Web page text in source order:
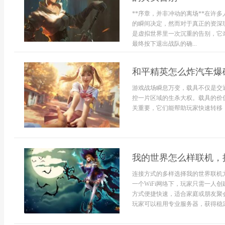
**序章，并非冲动的离场**在许多
的瞬间决定，然而对于真正的资
是虚拟世界里一次沉重的告别，
最终按下退出战队的确...
和平精英怎么炸汽车
游戏战场瞬息万变，载具不仅是
控一片区域的生杀大权。载具的
关重要，它们能帮助玩家快速转移
我的世界怎么样联机
连接方式的多样选择我的世界联
一个WiFi网络下，玩家只需一人
方式便捷快速，适合家庭或朋友
玩家可以租用专业服务器，获得